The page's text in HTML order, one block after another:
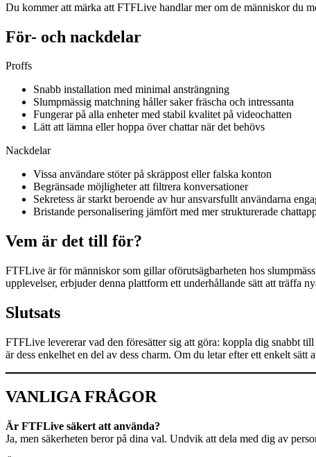
Du kommer att märka att FTFLive handlar mer om de människor du
För- och nackdelar
Proffs
Snabb installation med minimal ansträngning
Slumpmässig matchning håller saker fräscha och intressanta
Fungerar på alla enheter med stabil kvalitet på videochatten
Lätt att lämna eller hoppa över chattar när det behövs
Nackdelar
Vissa användare stöter på skräppost eller falska konton
Begränsade möjligheter att filtrera konversationer
Sekretess är starkt beroende av hur ansvarsfullt användarna
Bristande personalisering jämfört med mer strukturerade
Vem är det till för?
FTFLive är för människor som gillar oförutsägbarheten hos
upplevelser, erbjuder denna plattform ett underhållande sätt att träffa
Slutsats
FTFLive levererar vad den föresätter sig att göra: koppla dig snabbt
är dess enkelhet en del av dess charm. Om du letar efter ett enkelt
VANLIGA FRÅGOR
Är FTFLive säkert att använda?
Ja, men säkerheten beror på dina val. Undvik att dela med dig av